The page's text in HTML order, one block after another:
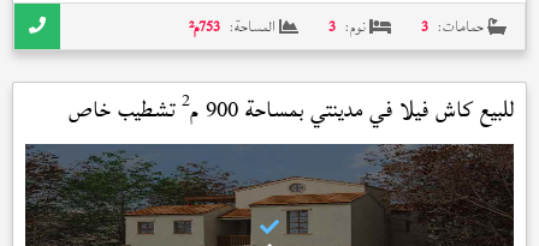
حمامات: 3 نوم: 3 المساحة: 753م²
للبيع كاش فيلا فيمدينتيبمساحة 900 م 2تشطيب خاص
استلام فوري